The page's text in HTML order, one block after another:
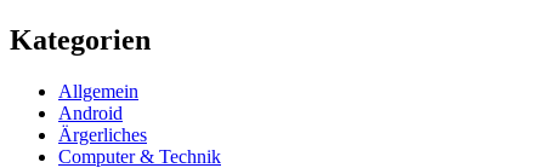
Kategorien
Allgemein
Android
Ärgerliches
Computer & Technik